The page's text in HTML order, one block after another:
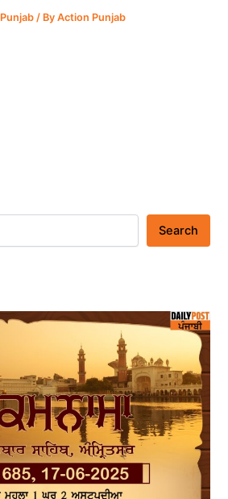
Punjab / ByAction Punjab
Search